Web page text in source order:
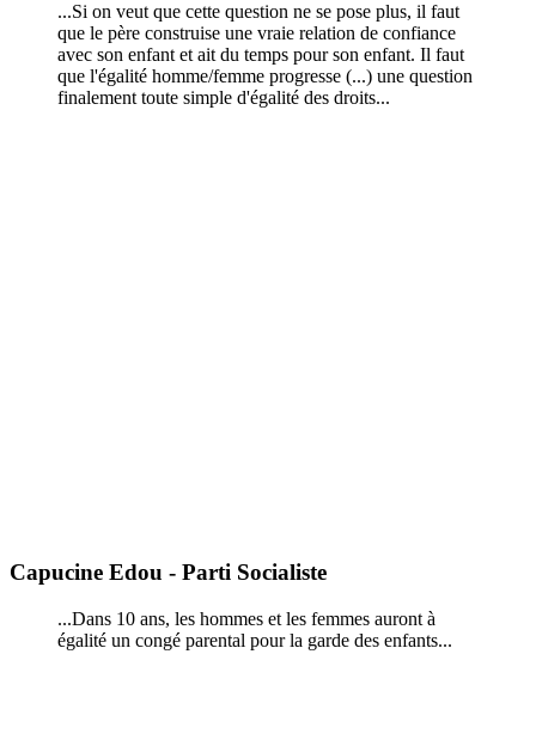
...Si on veut que cette question ne se pose plus, il faut
que le père construise une vraie relation de confiance
avec son enfant et ait du temps pour son enfant. Il faut
que l'égalité homme/femme progresse (...) une question
finalement toute simple d'égalité des droits...
Capucine Edou - Parti Socialiste
...Dans 10 ans, les hommes et les femmes auront à
égalité un congé parental pour la garde des enfants...